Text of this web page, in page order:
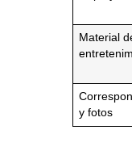
Material
y fotos